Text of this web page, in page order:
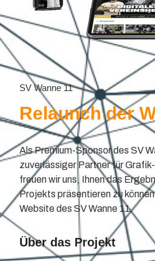
SV Wanne 11
Relaunch der
Als Premium-Sponsor des SV
zuverlässiger Partner für
freuen wir uns, Ihnen das
Projekts präsentieren zu
Website des SV Wanne 11.
Über das Projekt